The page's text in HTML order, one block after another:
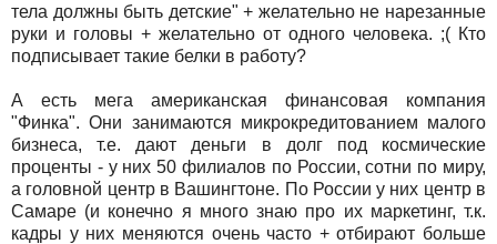
тела должны быть детские" + желательно не нарезанные
руки и головы + желательно от одного человека. ;( Кто
подписывает такие белки в работу?
А есть мега американская финансовая компания
"Финка". Они занимаются микрокредитованием малого
бизнеса, т.е. дают деньги в долг под космические
проценты - у них 50 филиалов по России, сотни по миру,
а головной центр в Вашингтоне. По России у них центр в
Самаре (и конечно я много знаю про их маркетинг, т.к.
кадры у них меняются очень часто + отбирают больше